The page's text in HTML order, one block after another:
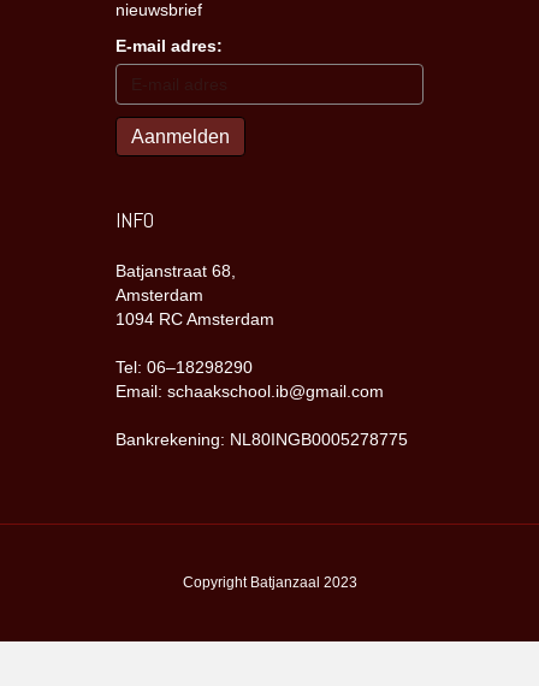
nieuwsbrief
E-mail adres:
INFO
Batjanstraat 68,
Amsterdam
1094 RC Amsterdam
Tel: 06–18298290
Email: schaakschool.ib@gmail.com
Bankrekening: NL80INGB0005278775
Copyright Batjanzaal 2023